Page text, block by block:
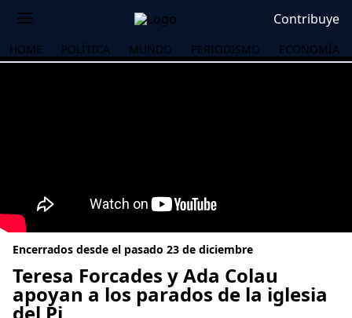
Contribuye
HOME POLÍTICA MUNDO PERIODISMO ECONOMÍA
Encerrados desde el pasado 23 de diciembre
Teresa Forcades y Ada Colau
apoyan a los parados de la iglesia